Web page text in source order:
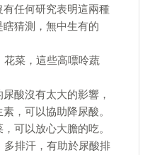
任何研究表明這兩種
猜測，無中生有的
菜，這些高嘌呤蔬
酸沒有太大的影響，
，可以協助降尿酸。
可以放心大膽的吃。
排汗，有助於尿酸排